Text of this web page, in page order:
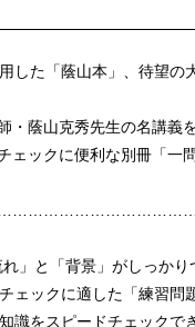
た「蔭山本」、待望
・蔭山克秀先生の名講義
ェックに便利な別冊「一
」と「背景」がしっかり
ックに適した「練習問
をスピードチェックで